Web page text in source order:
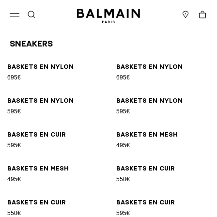
Panier
Sneakers
Baskets en nylon
695€
Baskets en nylon
695€
Baskets en nylon
595€
Baskets en nylon
595€
Baskets en cuir
595€
Baskets en mesh
495€
Baskets en mesh
495€
Baskets en cuir
550€
Baskets en cuir
550€
Baskets en cuir
595€